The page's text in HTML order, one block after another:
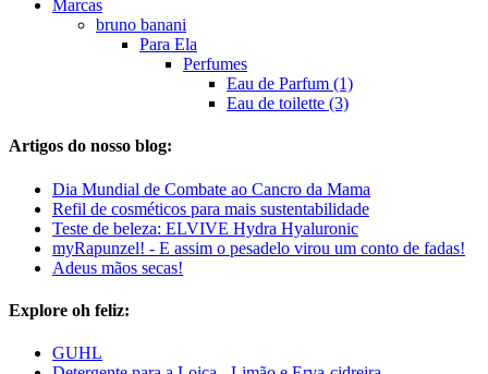
Marcas
bruno banani
Para Ela
Perfumes
Eau de Parfum (1)
Eau de toilette (3)
Artigos do nosso blog:
Dia Mundial de Combate ao Cancro da Mama
Refil de cosméticos para mais sustentabilidade
Teste de beleza: ELVIVE Hydra Hyaluronic
myRapunzel! - E assim o pesadelo virou um conto de fadas!
Adeus mãos secas!
Explore oh feliz:
GUHL